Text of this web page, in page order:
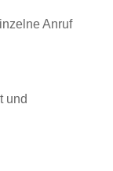
Anruf
und